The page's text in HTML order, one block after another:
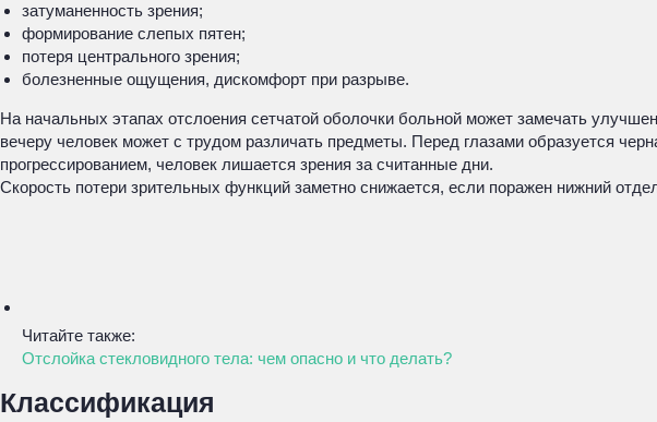
затуманенность зрения;
формирование слепых пятен;
потеря центрального зрения;
болезненные ощущения, дискомфорт при разрыве.
На начальных этапах отслоения сетчатой оболочки больной может замечать
вечеру человек может с трудом различать предметы. Перед глазами образуется
прогрессированием, человек лишается зрения за считанные дни.
Скорость потери зрительных функций заметно снижается, если поражен нижний
Читайте также:
Отслойка стекловидного тела: чем опасно и что делать?
Классификация